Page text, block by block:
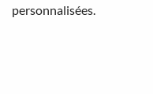
personnalisées.